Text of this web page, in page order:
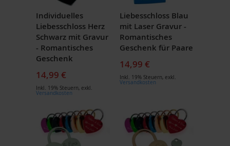
Individuelles
Liebesschloss Herz
Schwarz mit Gravur
- Romantisches
Geschenk
14,99 €
Inkl. 19% Steuern, exkl.
Versandkosten
Liebesschloss Blau
mit Laser Gravur -
Romantisches
Geschenk für Paare
14,99 €
Inkl. 19% Steuern, exkl.
Versandkosten